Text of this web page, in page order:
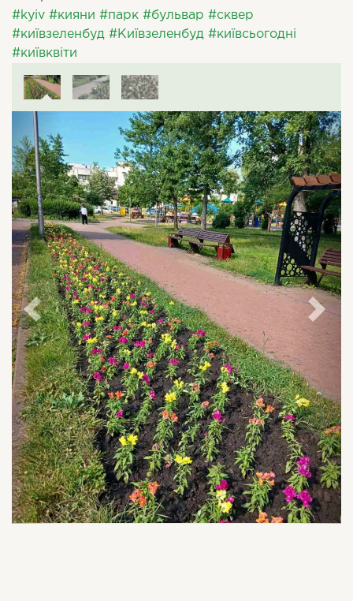
#kyiv #кияни #парк #бульвар #сквер
#київзеленбуд #Київзеленбуд #київсьогодні
#київквіти